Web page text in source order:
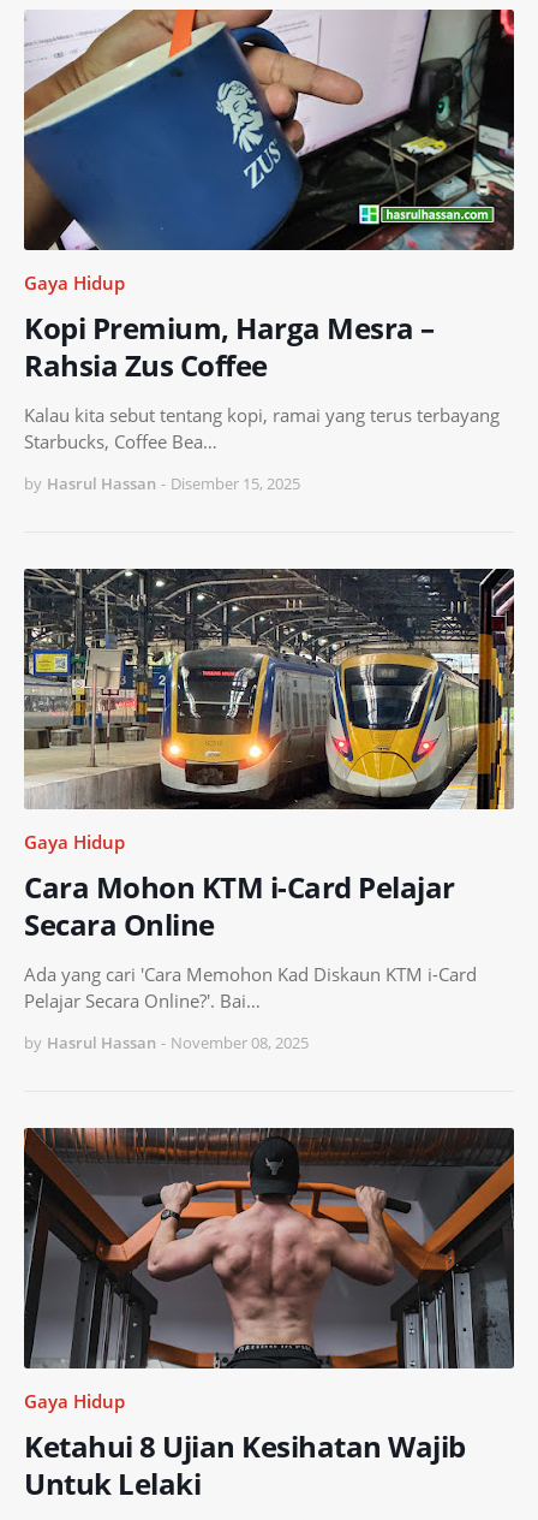
Gaya Hidup
Kopi Premium, Harga Mesra –
Rahsia Zus Coffee
Kalau kita sebut tentang kopi, ramai yang terus terbayang
Starbucks, Coffee Bea…
by Hasrul Hassan - Disember 15, 2025
Gaya Hidup
Cara Mohon KTM i-Card Pelajar
Secara Online
Ada yang cari 'Cara Memohon Kad Diskaun KTM i-Card
Pelajar Secara Online?'. Bai…
by Hasrul Hassan - November 08, 2025
Gaya Hidup
Ketahui 8 Ujian Kesihatan Wajib
Untuk Lelaki